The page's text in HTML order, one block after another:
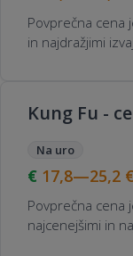
Povprečna cena
in najdražjimi
Kung Fu -
Na uro
17,8—25,2
Povprečna cena
najcenejšimi in